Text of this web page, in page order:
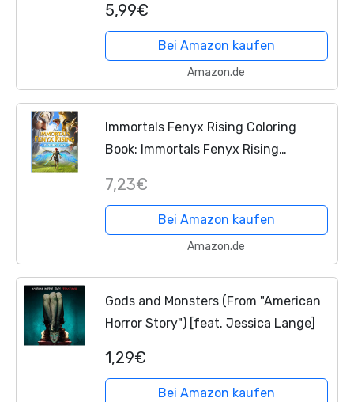
5,99€
Bei Amazon kaufen
Amazon.de
Immortals Fenyx Rising Coloring
Book: Immortals Fenyx Rising
Coloring Books, Perfectly Portable
7,23€
Bei Amazon kaufen
Amazon.de
Gods and Monsters (From "American
Horror Story") [feat. Jessica Lange]
1,29€
Bei Amazon kaufen